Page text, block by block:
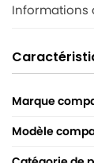
Informations
Marque
Modèle